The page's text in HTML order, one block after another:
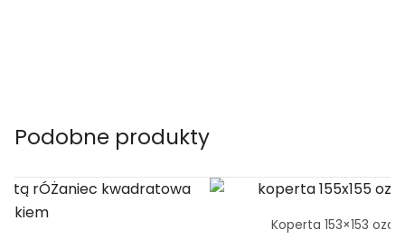
Podobne produkty
Koperta 153×153